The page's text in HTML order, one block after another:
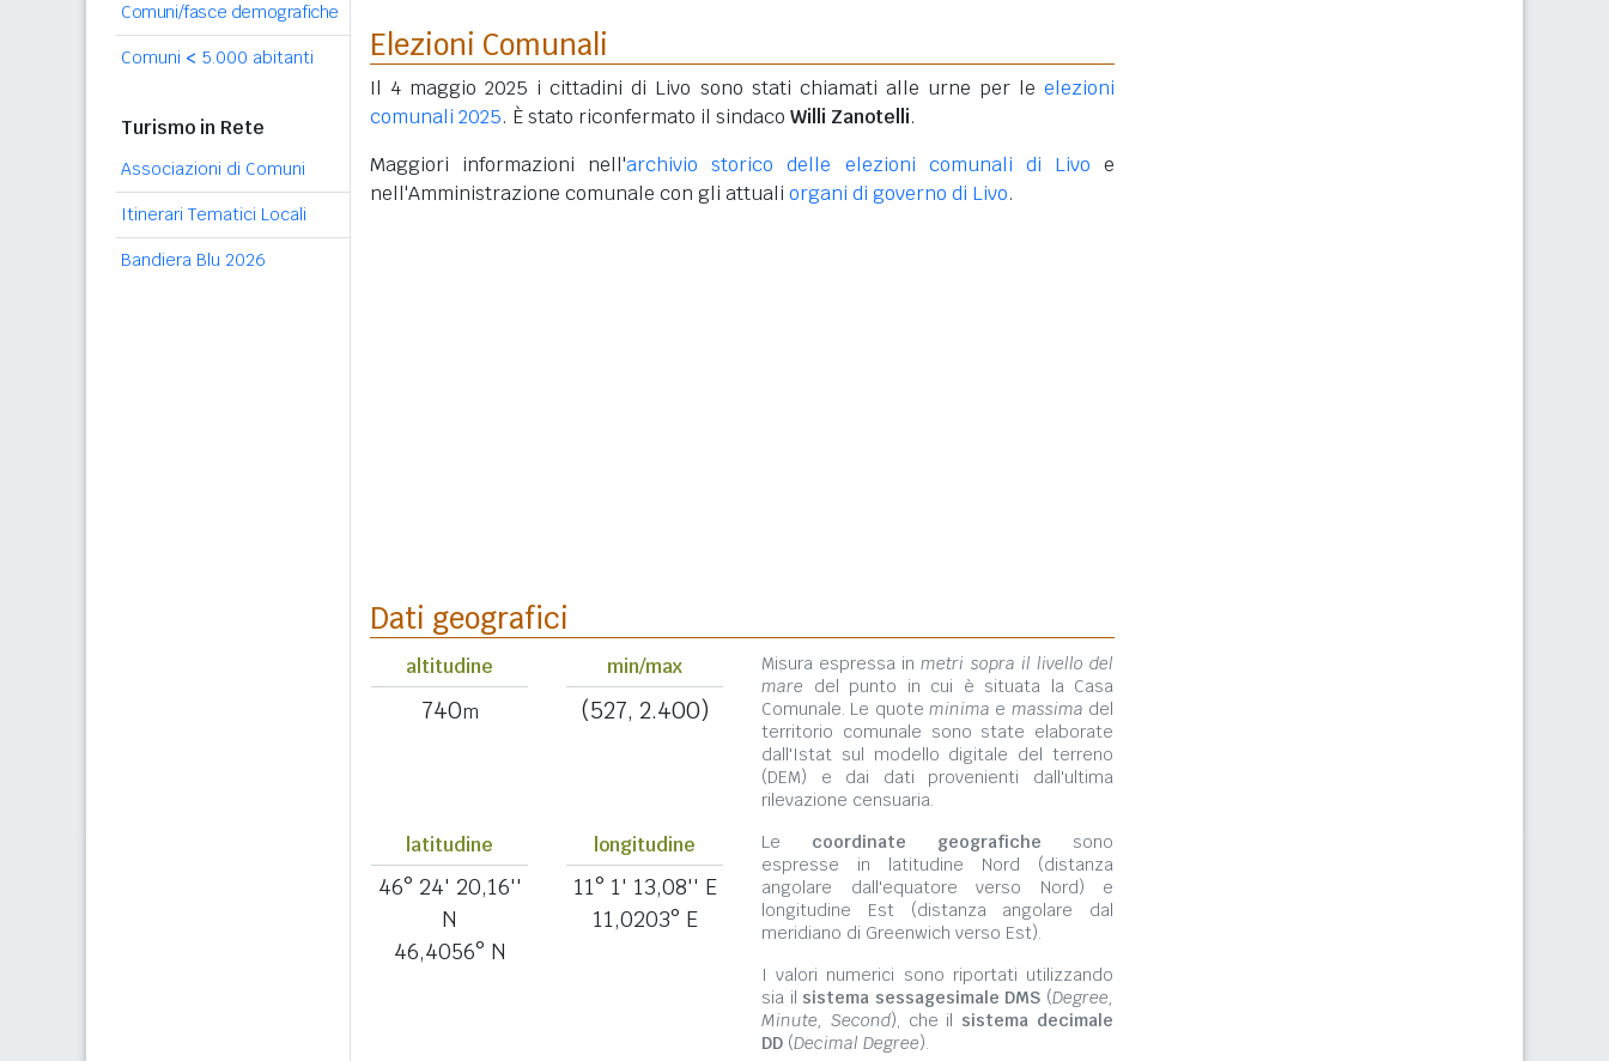
Comuni/fasce demografiche
Comuni < 5.000 abitanti
Turismo in Rete
Associazioni di Comuni
Itinerari Tematici Locali
Bandiera Blu 2026
Elezioni Comunali
Il 4 maggio 2025 i cittadini di Livo sono stati chiamati alle urne per le elezioni
comunali 2025. È stato riconfermato il sindaco Willi Zanotelli.
Maggiori informazioni nell'archivio storico delle elezioni comunali di Livo e
nell'Amministrazione comunale con gli attuali organi di governo di Livo.
Dati geografici
altitudine
740m
min/max
(527, 2.400)
Misura espressa inmetri sopra il livello del
mare del punto in cui è situata la Casa
Comunale. Le quote minima e massima del
territorio comunale sono state elaborate
dall'Istat sul modello digitale del terreno
(DEM) e dai dati provenienti dall'ultima
rilevazione censuaria.
latitudine
46° 24' 20,16''
N
46,4056° N
longitudine
11° 1' 13,08'' E
11,0203° E
Le coordinate geografiche sono
espresse in latitudine Nord (distanza
angolare dall'equatore verso Nord) e
longitudine Est (distanza angolare dal
meridiano di Greenwich verso Est).
I valori numerici sono riportati utilizzando
sia il sistema sessagesimale DMS (Degree,
Minute, Second), che il sistema decimale
DD (Decimal Degree).